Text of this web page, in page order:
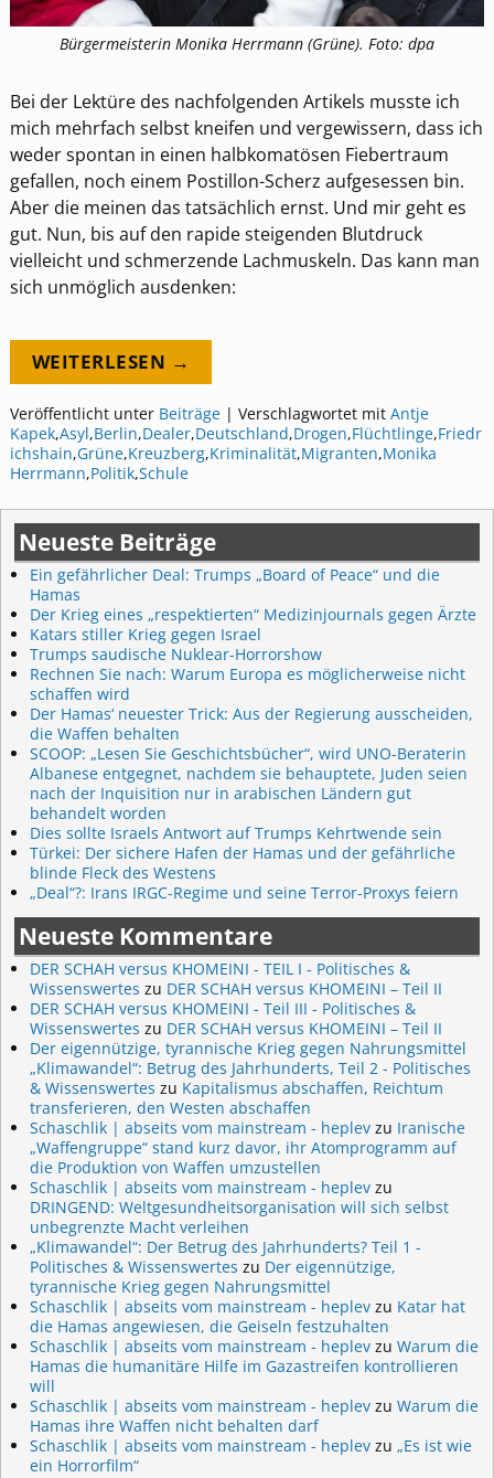
Bürgermeisterin Monika Herrmann (Grüne). Foto: dpa
Bei der Lektüre des nachfolgenden Artikels musste ich
mich mehrfach selbst kneifen und vergewissern, dass ich
weder spontan in einen halbkomatösen Fiebertraum
gefallen, noch einem Postillon-Scherz aufgesessen bin.
Aber die meinen das tatsächlich ernst. Und mir geht es
gut. Nun, bis auf den rapide steigenden Blutdruck
vielleicht und schmerzende Lachmuskeln. Das kann man
sich unmöglich ausdenken:
WEITERLESEN →
Veröffentlicht unter Beiträge| Verschlagwortet mit Antje
Kapek,Asyl,Berlin,Dealer,Deutschland,Drogen,Flüchtlinge,Friedr
ichshain,Grüne,Kreuzberg,Kriminalität,Migranten,Monika
Herrmann,Politik,Schule
Neueste Beiträge
Ein gefährlicher Deal: Trumps „Board of Peace“ und die
Hamas
Der Krieg eines „respektierten“ Medizinjournals gegen Ärzte
Katars stiller Krieg gegen Israel
Trumps saudische Nuklear-Horrorshow
Rechnen Sie nach: Warum Europa es möglicherweise nicht
schaffen wird
Der Hamas‘ neuester Trick: Aus der Regierung ausscheiden,
die Waffen behalten
SCOOP: „Lesen Sie Geschichtsbücher“, wird UNO-Beraterin
Albanese entgegnet, nachdem sie behauptete, Juden seien
nach der Inquisition nur in arabischen Ländern gut
behandelt worden
Dies sollte Israels Antwort auf Trumps Kehrtwende sein
Türkei: Der sichere Hafen der Hamas und der gefährliche
blinde Fleck des Westens
„Deal“?: Irans IRGC-Regime und seine Terror-Proxys feiern
Neueste Kommentare
DER SCHAH versus KHOMEINI - TEIL I - Politisches &
Wissenswertes zu DER SCHAH versus KHOMEINI – Teil II
DER SCHAH versus KHOMEINI - Teil III - Politisches &
Wissenswertes zu DER SCHAH versus KHOMEINI – Teil II
Der eigennützige, tyrannische Krieg gegen Nahrungsmittel
„Klimawandel“: Betrug des Jahrhunderts, Teil 2 - Politisches
& Wissenswertes zu Kapitalismus abschaffen, Reichtum
transferieren, den Westen abschaffen
Schaschlik | abseits vom mainstream - heplev zu Iranische
„Waffengruppe“ stand kurz davor, ihr Atomprogramm auf
die Produktion von Waffen umzustellen
Schaschlik | abseits vom mainstream - heplev zu
DRINGEND: Weltgesundheitsorganisation will sich selbst
unbegrenzte Macht verleihen
„Klimawandel“: Der Betrug des Jahrhunderts? Teil 1 -
Politisches & Wissenswertes zu Der eigennützige,
tyrannische Krieg gegen Nahrungsmittel
Schaschlik | abseits vom mainstream - heplev zu Katar hat
die Hamas angewiesen, die Geiseln festzuhalten
Schaschlik | abseits vom mainstream - heplev zu Warum die
Hamas die humanitäre Hilfe im Gazastreifen kontrollieren
will
Schaschlik | abseits vom mainstream - heplev zu Warum die
Hamas ihre Waffen nicht behalten darf
Schaschlik | abseits vom mainstream - heplev zu „Es ist wie
ein Horrorfilm“